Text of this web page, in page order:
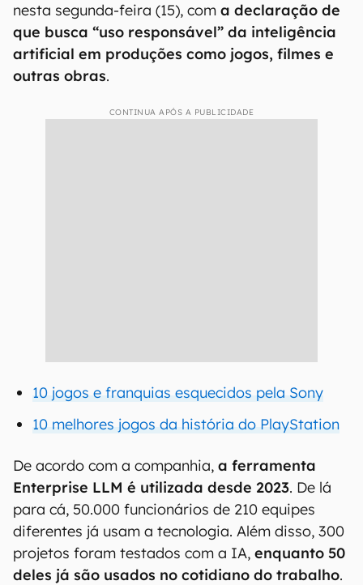
nesta segunda-feira (15), com a declaração de
que busca “uso responsável” da inteligência
artificial em produções como jogos, filmes e
outras obras.
CONTINUA APÓS A PUBLICIDADE
10 jogos e franquias esquecidos pela Sony
10 melhores jogos da história do PlayStation
De acordo com a companhia, a ferramenta
Enterprise LLM é utilizada desde 2023. De lá
para cá, 50.000 funcionários de 210 equipes
diferentes já usam a tecnologia. Além disso, 300
projetos foram testados com a IA, enquanto 50
deles já são usados no cotidiano do trabalho.